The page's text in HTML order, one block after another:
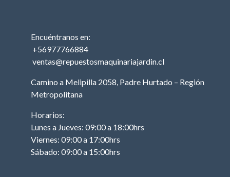
EJE DE LEVAS
Encuéntranos en:
+56977766884
ventas@repuestosmaquinariajardin.cl
Camino a Melipilla 2058, Padre Hurtado – Región
Metropolitana
Horarios:
Lunes a Jueves: 09:00 a 18:00hrs
Viernes: 09:00 a 17:00hrs
Sábado: 09:00 a 15:00hrs